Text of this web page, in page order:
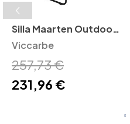
Silla Maarten Outdoor
Viccarbe
Viccarbe
257,73 €
231,96 €